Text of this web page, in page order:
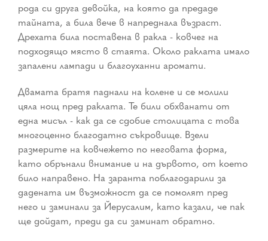
рода си друга девойка, на която да предаде
тайната, а била вече в напреднала възраст.
Дрехата била поставена в ракла - ковчег на
подходящо място в стаята. Около раклата имало
запалени лампади и благоуханни аромати.
Двамата братя паднали на колене и се молили
цяла нощ пред раклата. Те били обхванати от
една мисъл - как да се сдобие столицата с това
многоценно благодатно съкровище. Взели
размерите на ковчежето по неговата форма,
като обрънали внимание и на дървото, от което
било направено. На заранта поблагодарили за
дадената им възможност да се помолят пред
него и заминали за Йерусалим, като казали, че пак
ще дойдат, преди да си заминат обратно.